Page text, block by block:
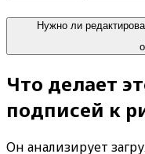
Нужно ли
Что делает
подписей к
Он анализирует